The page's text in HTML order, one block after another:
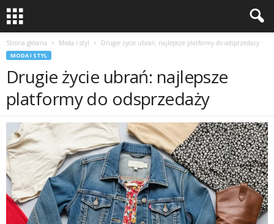
Strona główna Moda i styl Drugie życie ubrań: najlepsze platformy do odsprzedaży
MODA I STYL
Drugie życie ubrań: najlepsze
platformy do odsprzedaży